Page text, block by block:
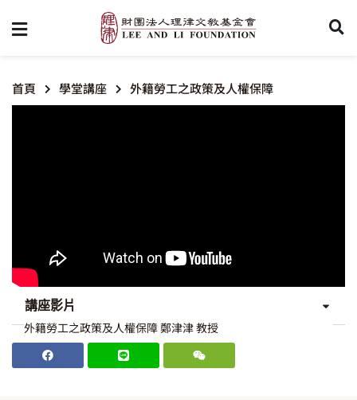
首頁 學堂講座 外籍勞工之政策及人權保障
講座影片
外籍勞工之政策及人權保障 鄭津津 教授